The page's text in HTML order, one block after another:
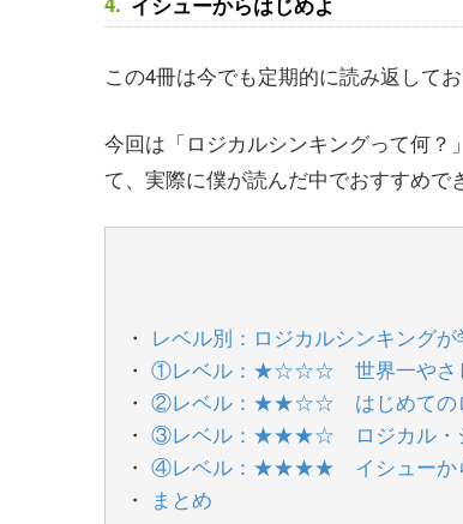
この4冊は今でも定期的に読み返して
今回は「ロジカルシンキングって何
て、実際に僕が読んだ中でおすすめで
レベル別：ロジカルシンキング
①レベル：★☆☆☆ 世界一やさ
②レベル：★★☆☆ はじめての
③レベル：★★★☆ ロジカル・
④レベル：★★★★ イシューか
まとめ